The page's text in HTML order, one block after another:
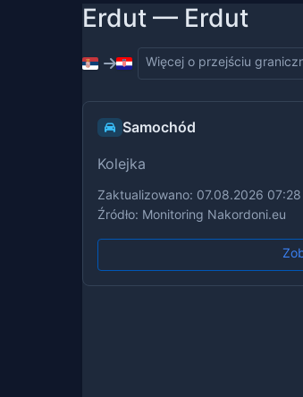
Erdut — Erdut
Więcej o przejściu
Samochód
Kolejka
Zaktualizowano: 07.08.2026 07:28
Źródło: Monitoring Nakordoni.eu